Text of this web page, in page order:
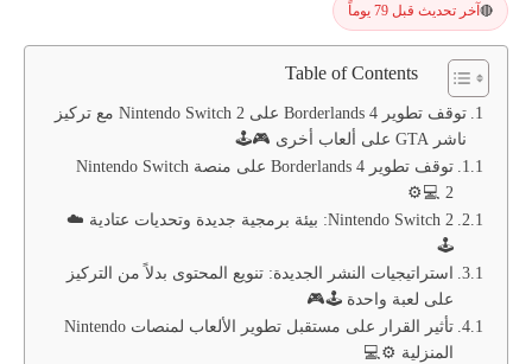
🔴 آخر تحديث قبل 79 يوماً
Table of Contents
توقف تطوير Borderlands 4 على Nintendo Switch 2 مع تركيز
ناشر GTA على ألعاب أخرى 🎮🕹️
توقف تطوير Borderlands 4 على منصة Nintendo Switch
2 💻⚙️
Nintendo Switch 2: بيئة برمجية جديدة وتحديات عتادية ☁️
🕹️
استراتيجيات النشر الجديدة: تنويع المحتوى بدلاً من التركيز
على لعبة واحدة 🕹️🎮
تأثير القرار على مستقبل تطوير الألعاب لمنصات Nintendo
المنزلية ⚙️💻